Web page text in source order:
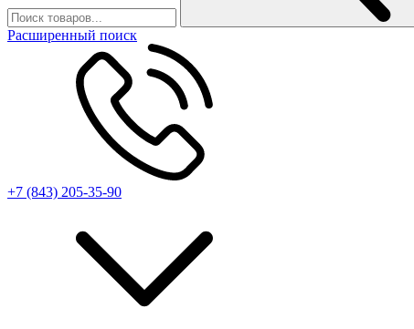
Расширенный поиск
+7 (843) 205-35-90